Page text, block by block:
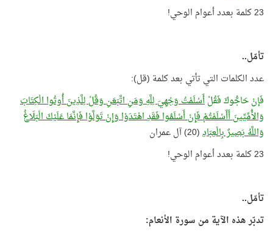
23 كلمة بعدد أعوام الوحي!
تأمّل..
عدد الكلمات التي تأتي بعد كلمة (قل):
فَإنْ حَاجُّوكَ فَقُلْأَسْلَمْتُ وَجْهِيَ لِلَّهِ وَمَنِ اتَّبَعَنِ وَقُلْ لِلَّذِينَ أُوتُوا الْكِتَابَ
وَالأُمِّيِّينَ أَأَسْلَمْتُمْ فَإِنْ أَسْلَمُوا فَقَدِ اهْتَدَوْا وَإِنْ تَوَلَّوْا فَإِنَّمَا عَلَيْكَ الْبَلَاغُ
وَاللَّهُ بَصِيرٌ بِالْعِبَادِ(20) آل عمران
23 كلمة بعدد أعوام الوحي!
تأمّل..
تدبّر هذه الآية من سورة الأنعام: